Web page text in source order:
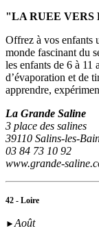
"LA RUEE VERS
Offrez à vos enfants
monde fascinant du
les enfants de 6 à 11
d’évaporation et de
apprendre,
La Grande Saline
3 place des salines
39110 Salins-les-
03 84 73 10 92
www.grande-
42 - Loire
►Août